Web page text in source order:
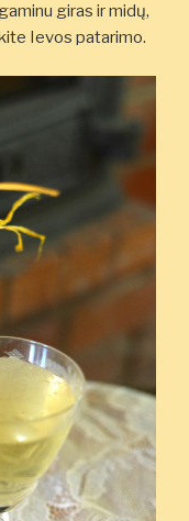
giras ir midų,
Ievos patarimo.